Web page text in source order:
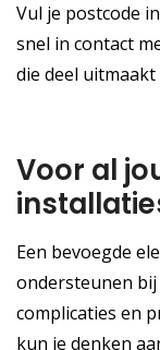
Vul je postcode
snel in contact
die deel
Voor al
Een bevoegde
ondersteunen
complicaties en
kun je denken